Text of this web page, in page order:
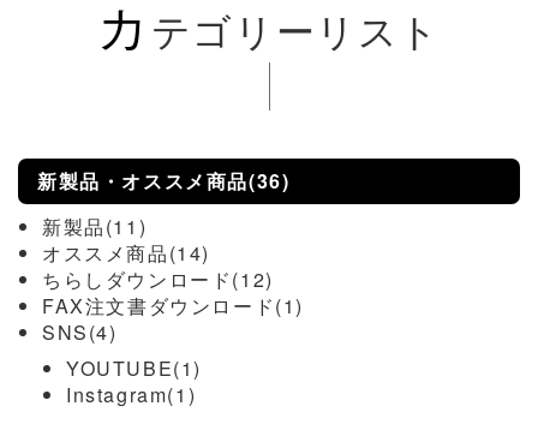
カ テゴリーリスト
新製品・オススメ商品(36)
新製品(11)
オススメ商品(14)
ちらしダウンロード(12)
FAX注文書ダウンロード(1)
SNS(4)
YOUTUBE(1)
Instagram(1)